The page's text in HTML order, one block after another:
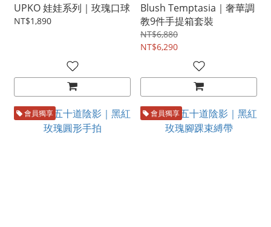
UPKO 娃娃系列｜玫瑰口球
NT$1,890
Blush Temptasia｜奢華調
教9件手提箱套裝
NT$6,880
NT$6,290
會員獨享 會員獨享